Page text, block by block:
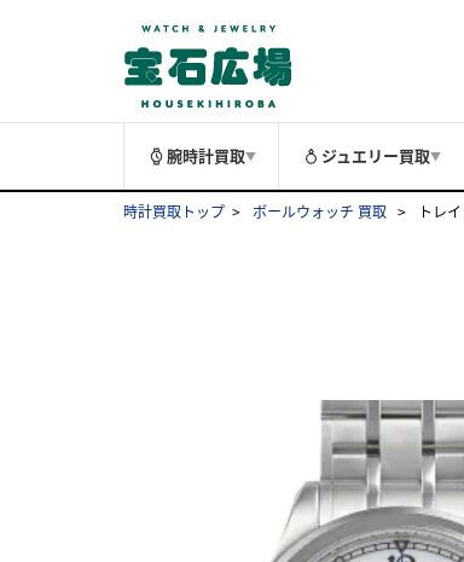
腕時計買取▼ ジュエリー買取▼
時計買取トップ ボールウォッチ 買取 トレ